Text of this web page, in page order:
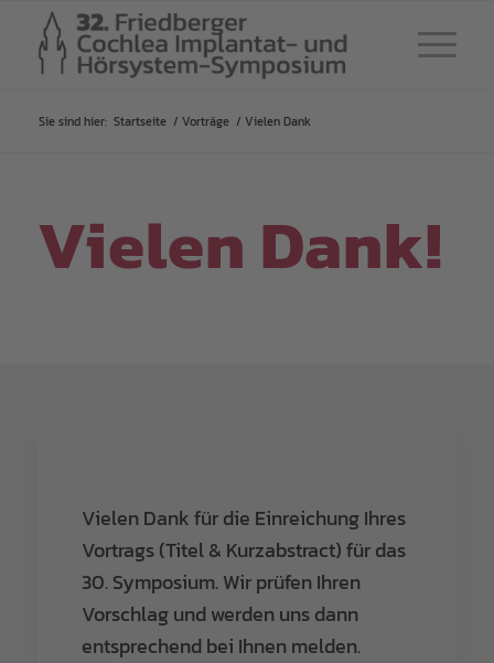
Sie sind hier: Startseite / Vorträge / Vielen Dank
Vielen Dank!
Vielen Dank für die Einreichung Ihres
Vortrags (Titel & Kurzabstract) für das
30. Symposium. Wir prüfen Ihren
Vorschlag und werden uns dann
entsprechend bei Ihnen melden.